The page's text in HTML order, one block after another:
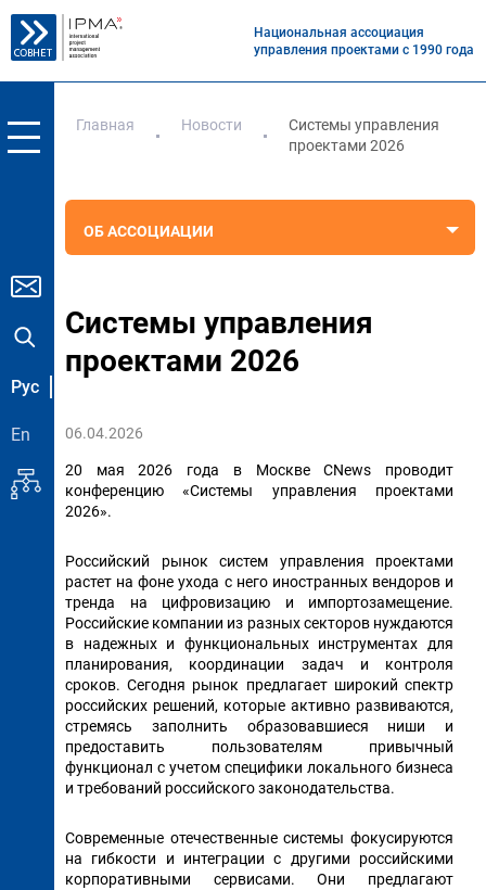
Национальная ассоциация
управления проектами с 1990 года
Рус
En
Главная Новости
Системы управления
проектами 2026
ОБ АССОЦИАЦИИ
Системы управления
проектами 2026
06.04.2026
20 мая 2026 года в Москве CNews проводит
конференцию «Системы управления проектами
2026».
Российский рынок систем управления проектами
растет на фоне ухода с него иностранных вендоров и
тренда на цифровизацию и импортозамещение.
Российские компании из разных секторов нуждаются
в надежных и функциональных инструментах для
планирования, координации задач и контроля
сроков. Сегодня рынок предлагает широкий спектр
российских решений, которые активно развиваются,
стремясь заполнить образовавшиеся ниши и
предоставить пользователям привычный
функционал с учетом специфики локального бизнеса
и требований российского законодательства.
Современные отечественные системы фокусируются
на гибкости и интеграции с другими российскими
корпоративными сервисами. Они предлагают